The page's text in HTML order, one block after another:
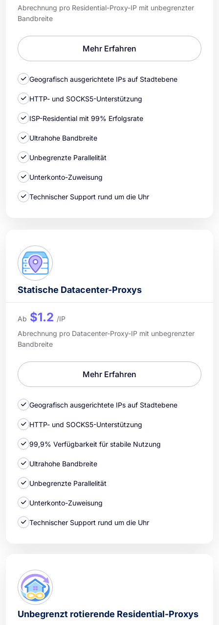
Abrechnung pro Residential-Proxy-IP mit unbegrenzter
Bandbreite
Mehr Erfahren
Geografisch ausgerichtete IPs auf Stadtebene
HTTP- und SOCKS5-Unterstützung
ISP-Residential mit 99% Erfolgsrate
Ultrahohe Bandbreite
Unbegrenzte Parallelität
Unterkonto-Zuweisung
Technischer Support rund um die Uhr
Statische Datacenter-Proxys
Ab $1.2 /IP
Abrechnung pro Datacenter-Proxy-IP mit unbegrenzter
Bandbreite
Mehr Erfahren
Geografisch ausgerichtete IPs auf Stadtebene
HTTP- und SOCKS5-Unterstützung
99,9% Verfügbarkeit für stabile Nutzung
Ultrahohe Bandbreite
Unbegrenzte Parallelität
Unterkonto-Zuweisung
Technischer Support rund um die Uhr
Unbegrenzt rotierende Residential-Proxys